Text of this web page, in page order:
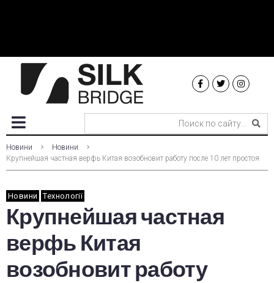
Новини
Новини
Крупнейшая частная верфь Китая возобновит работу после 10 лет простоя
Новини Технології
Крупнейшая частная
верфь Китая
возобновит работу